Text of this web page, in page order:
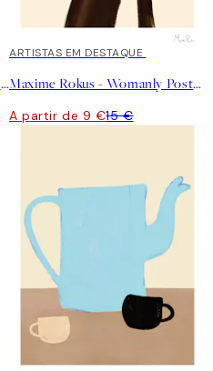
Maxime Rokus - Hats Together Poster
40%*
ARTISTAS EM DESTAQUE
Maxime Rokus - Womanly Poster
A partir de 9 €15 €